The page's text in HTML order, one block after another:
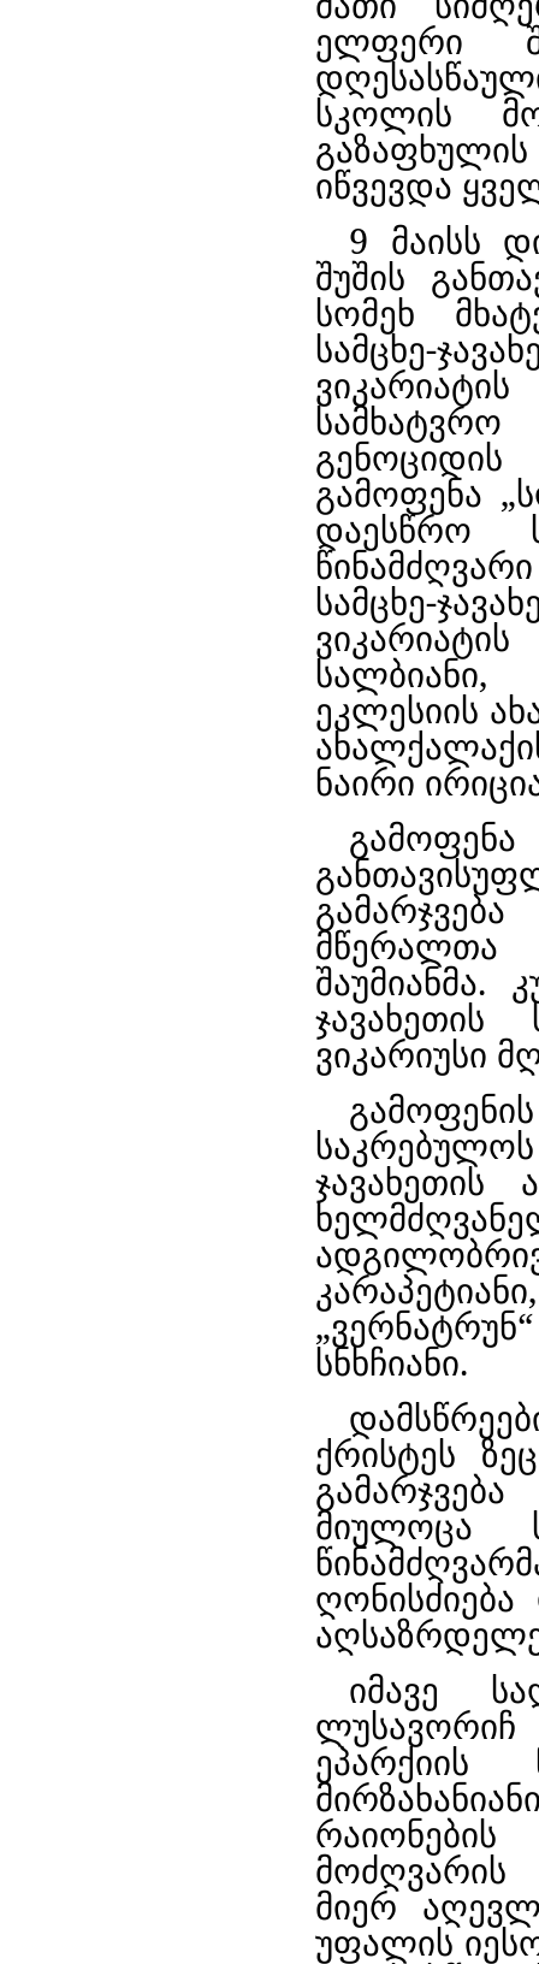
ელფერი
სკოლის
იწვევდა
9 მაისს
შუშის
სომეხ
სამცხე-
გამოფენა
დაესწრო
სამცხე-
ეკლესიის
ნაირი
მწერალთა
შაუმიანმა.
ვიკარიუსი
ჯავახეთის
სნხჩიანი.
ქრისტეს
მიულოცა
იმავე
ეპარქიის
მოძღვარის
მიერ
უფალის